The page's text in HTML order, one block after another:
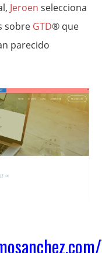
Jeroen selecciona
sobre GTD® que
parecido